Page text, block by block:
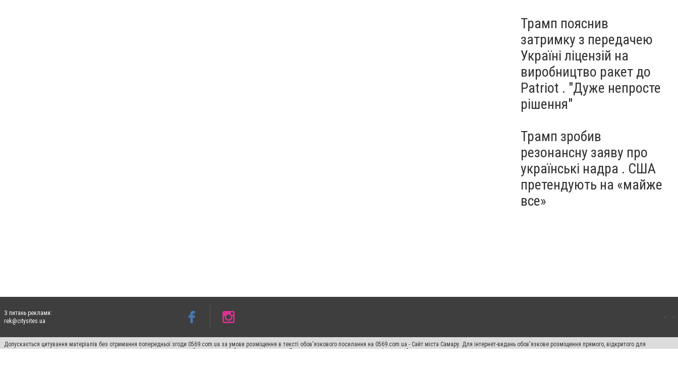
Трамп пояснив
затримку з передачею
Україні ліцензій на
виробництво ракет до
Patriot . "Дуже непросте
рішення"
Трамп зробив
резонансну заяву про
українські надра . США
претендують на «майже
все»
З питань реклами:
rek@citysites.ua
Допускається цитування матеріалів без отримання попередньої згоди 0569.com.ua за умови розміщення в тексті обов'язкового посилання на 0569.com.ua - Сайт міста Самару. Для інтернет-видань обов'язкове розміщення прямого, відкритого для
пошукових систем гіперпосилання на цитовані статті не нижче другого абзацу в тексті або в якості джерела. Порушення виняткових прав переслідується Законом.